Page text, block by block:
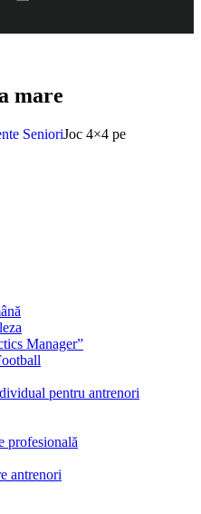
mare
SenioriJoc 4×4 pe
Manager”
pentru antrenori
profesională
antrenori